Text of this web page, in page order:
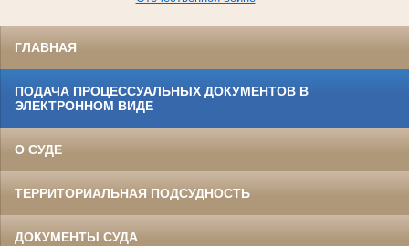
ГЛАВНАЯ
ПОДАЧА ПРОЦЕССУАЛЬНЫХ ДОКУМЕНТОВ В
ЭЛЕКТРОННОМ ВИДЕ
О СУДЕ
ТЕРРИТОРИАЛЬНАЯ ПОДСУДНОСТЬ
ДОКУМЕНТЫ СУДА